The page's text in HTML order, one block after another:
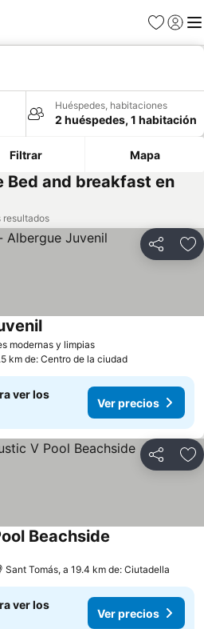
Favoritos
Iniciar
Huéspedes, habitaciones
2 huéspedes, 1 habitación
Filtrar Mapa
Bed and breakfast en
resultados
Compartir
modernas y limpias
km de: Centro de la ciudad
ver los
Ver precios
Compartir
Beachside
Sant Tomás, a 19.4 km de: Ciutadella
ver los
Ver precios